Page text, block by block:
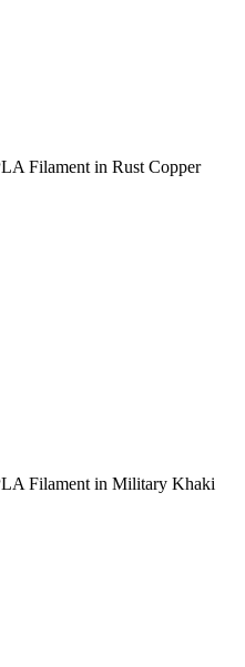
Filament in Rust Copper
Filament in Military Khaki